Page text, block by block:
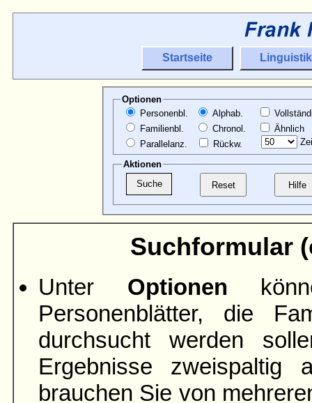
Startseite Linguistik
Optionen
Personenbl.
Familienbl.
Parallelanz.
Alphab.
Chronol.
Rückw.
Ähnlich
Aktionen
Suchformular
Unter Optionen
Personenblätter, die
durch­sucht werden
Ergebnisse zweispaltig
brauchen Sie von